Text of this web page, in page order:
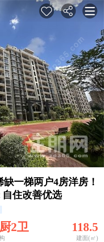
一梯两户4房洋房！
自住改善优选
2卫 118.5
建面(㎡)